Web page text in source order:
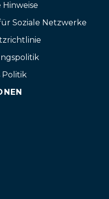
Hinweise
Soziale Netzwerke
Politik